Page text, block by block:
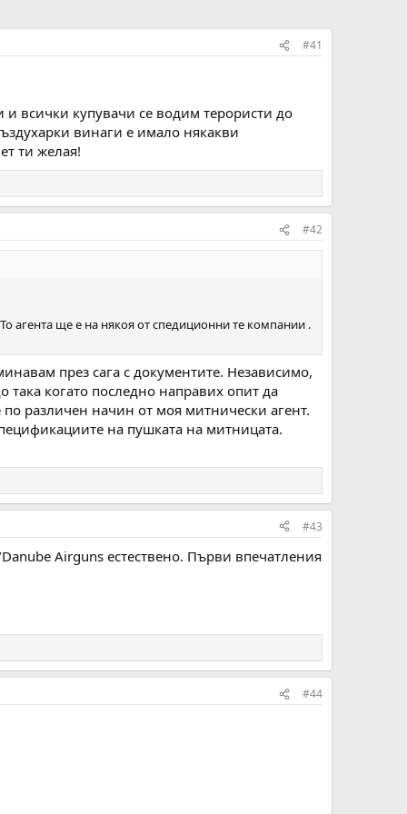
#41
и всички купувачи се водим терористи до
винаги е имало някакви
ти желая!
#42
агента ще е на някоя от спедиционни те компании .
през сага с документите. Независимо,
когато последно направих опит да
по различен начин от моя митнически агент.
на пушката на митницата.
#43
Airguns естествено. Първи впечатления
#44